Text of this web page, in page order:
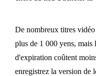
De nombreux titres
plus de 1 000 yens, mais
d'expiration coûtent
enregistrez la version de